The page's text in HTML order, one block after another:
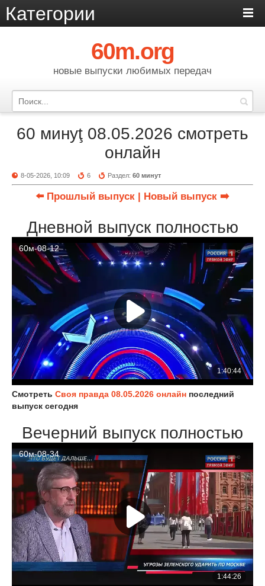
Категории
60m.org
новые выпуски любимых передач
60 минуţ 08.05.2026 смотреть
онлайн
8-05-2026, 10:09 6 Раздел:60 минут
⬅️ Прошлый выпуск | Новый выпуск ➡️
Дневной выпуск полностью
Смотреть Своя правда 08.05.2026 онлайн последний
выпуск сегодня
Вечерний выпуск полностью